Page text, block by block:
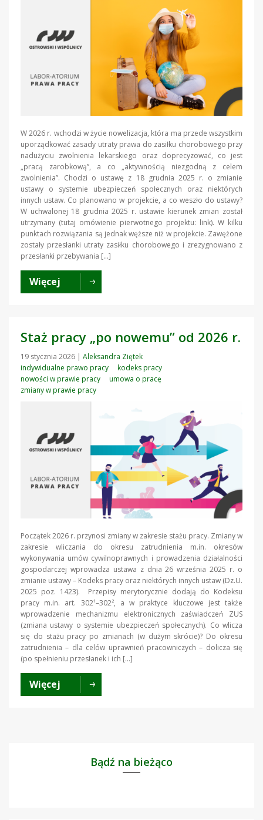
W 2026 r. wchodzi w życie nowelizacja, która ma przede wszystkim
uporządkować zasady utraty prawa do zasiłku chorobowego przy
nadużyciu zwolnienia lekarskiego oraz doprecyzować, co jest
„pracą zarobkową”, a co „aktywnością niezgodną z celem
zwolnienia”. Chodzi o ustawę z 18 grudnia 2025 r. o zmianie
ustawy o systemie ubezpieczeń społecznych oraz niektórych
innych ustaw. Co planowano w projekcie, a co weszło do ustawy?
W uchwalonej 18 grudnia 2025 r. ustawie kierunek zmian został
utrzymany (tutaj omówienie pierwotnego projektu: link). W kilku
punktach rozwiązania są jednak węższe niż w projekcie. Zawężone
zostały przesłanki utraty zasiłku chorobowego i zrezygnowano z
przesłanki przebywania […]
Więcej
Staż pracy „po nowemu” od 2026 r.
19 stycznia 2026 | Aleksandra Ziętek
indywidualne prawo pracy
kodeks pracy
nowości w prawie pracy
umowa o pracę
zmiany w prawie pracy
Początek 2026 r. przynosi zmiany w zakresie stażu pracy. Zmiany w
zakresie wliczania do okresu zatrudnienia m.in. okresów
wykonywania umów cywilnoprawnych i prowadzenia działalności
gospodarczej wprowadza ustawa z dnia 26 września 2025 r. o
zmianie ustawy – Kodeks pracy oraz niektórych innych ustaw (Dz.U.
2025 poz. 1423). Przepisy merytorycznie dodają do Kodeksu
pracy m.in. art. 302¹–302², a w praktyce kluczowe jest także
wprowadzenie mechanizmu elektronicznych zaświadczeń ZUS
(zmiana ustawy o systemie ubezpieczeń społecznych). Co wlicza
się do stażu pracy po zmianach (w dużym skrócie)? Do okresu
zatrudnienia – dla celów uprawnień pracowniczych – dolicza się
(po spełnieniu przesłanek i ich […]
Więcej
Bądź na bieżąco